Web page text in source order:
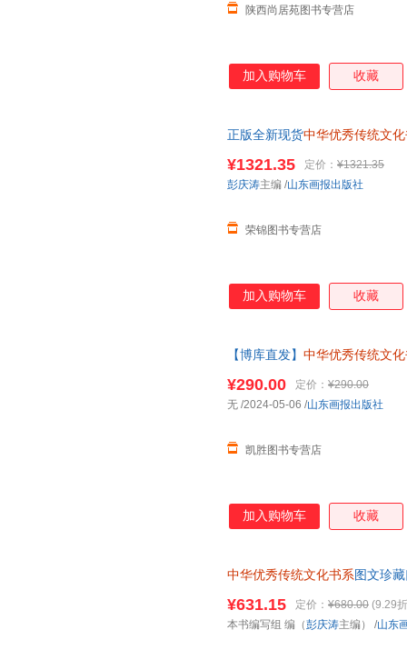
陕西尚居苑图书专营店
加入购物车 收藏
正版全新现货中华优秀传统文
¥1321.35 定价： ¥1321.35
荣锦图书专营店
彭庆涛主编 /山东画报出版社
加入购物车 收藏
【博库直发】 中华优秀传统文
¥290.00 定价： ¥290.00
凯胜图书专营店
无 /2024-05-06 /山东画报出版社
加入购物车 收藏
中华优秀传统文化书系图文珍
由退换货【让您无忧购物】
¥631.15 定价： ¥680.00 (9.29
本书编写组 编（彭庆涛主编） /山东